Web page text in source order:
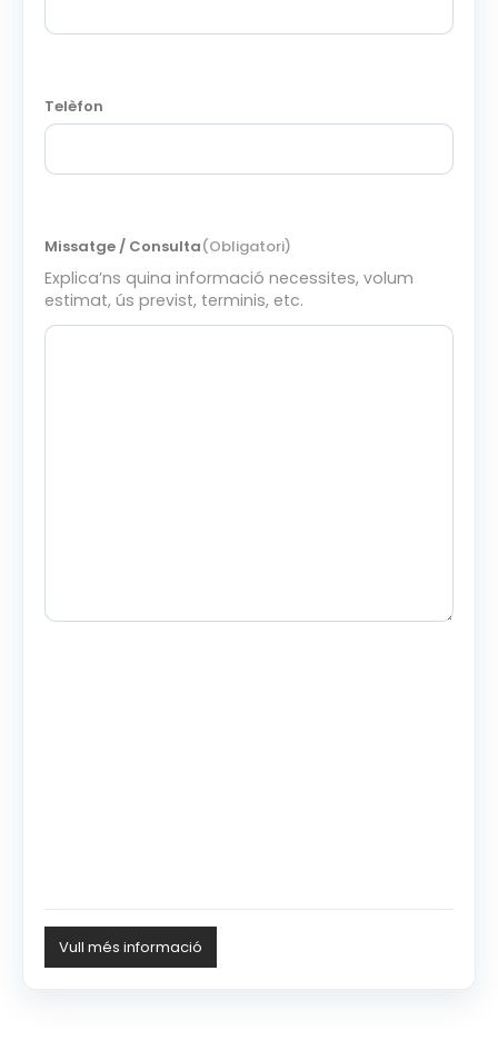
Telèfon
Missatge / Consulta(Obligatori)
Explica’ns quina informació necessites, volum
estimat, ús previst, terminis, etc.
Vull més informació